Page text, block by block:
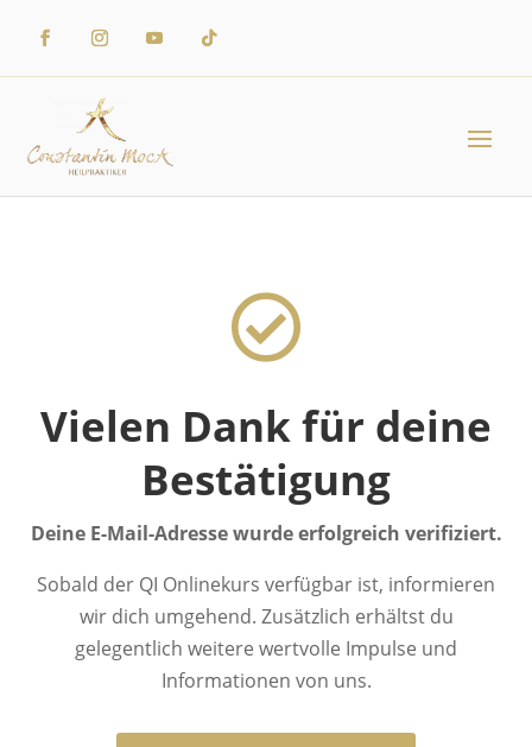

Vielen Dank für deine
Bestätigung
Deine E-Mail-Adresse wurde erfolgreich verifiziert.
Sobald der QI Onlinekurs verfügbar ist, informieren
wir dich umgehend. Zusätzlich erhältst du
gelegentlich weitere wertvolle Impulse und
Informationen von uns.